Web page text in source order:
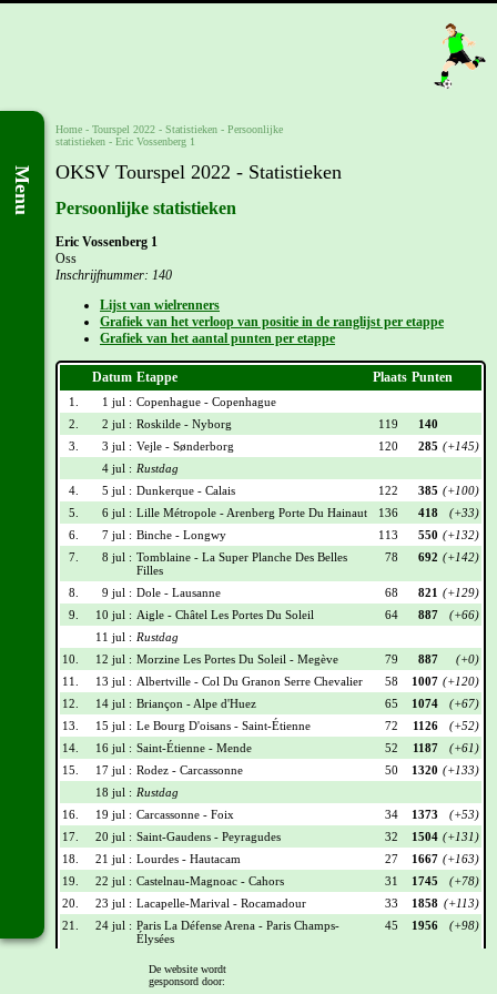
Menu
Home - Tourspel 2022 - Statistieken - Persoonlijke
statistieken - Eric Vossenberg 1
OKSV Tourspel 2022 - Statistieken
Persoonlijke statistieken
Eric Vossenberg 1
Oss
Inschrijfnummer: 140
Lijst van wielrenners
Grafiek van het verloop van positie in de ranglijst per etappe
Grafiek van het aantal punten per etappe
Datum Etappe Plaats Punten
1. 1 jul : Copenhague - Copenhague
2.
2 jul : Roskilde - Nyborg 119
140
3.
3 jul : Vejle - Sønderborg 120 285 (+145)
4 jul : Rustdag
4.
5 jul : Dunkerque - Calais 122 385 (+100)
5.
6 jul : Lille Métropole - Arenberg Porte Du Hainaut 136 418
(+33)
6.
7 jul : Binche - Longwy 113 550 (+132)
7.
8 jul : Tomblaine - La Super Planche Des Belles
Filles
78 692 (+142)
8. 9 jul : Dole - Lausanne 68 821 (+129)
9.
10 jul : Aigle - Châtel Les Portes Du Soleil 64 887
(+66)
11 jul : Rustdag
10.
12 jul : Morzine Les Portes Du Soleil - Megève 79 887
(+0)
11.
13 jul : Albertville - Col Du Granon Serre Chevalier 58 1007 (+120)
12.
14 jul : Briançon - Alpe d'Huez 65 1074
(+67)
13.
15 jul : Le Bourg D'oisans - Saint-Étienne 72 1126
(+52)
14.
16 jul : Saint-Étienne - Mende 52 1187
(+61)
15.
17 jul : Rodez - Carcassonne 50 1320 (+133)
18 jul : Rustdag
16.
19 jul : Carcassonne - Foix 34 1373
(+53)
17.
20 jul : Saint-Gaudens - Peyragudes 32 1504 (+131)
18.
21 jul : Lourdes - Hautacam 27 1667 (+163)
19.
22 jul : Castelnau-Magnoac - Cahors 31 1745
(+78)
20.
23 jul : Lacapelle-Marival - Rocamadour 33 1858 (+113)
21.
24 jul : Paris La Défense Arena - Paris Champs-
Élysées
45 1956 (+98)
Wielrennerslijst
De website wordt
gesponsord door: